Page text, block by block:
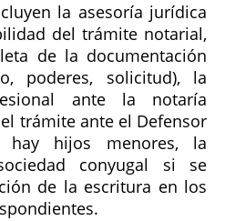
la asesoría jurídica
del trámite notarial,
de la documentación
poderes, solicitud), la
ante la notaría
trámite ante el Defensor
hay hijos menores, la
conyugal si se
de la escritura en los